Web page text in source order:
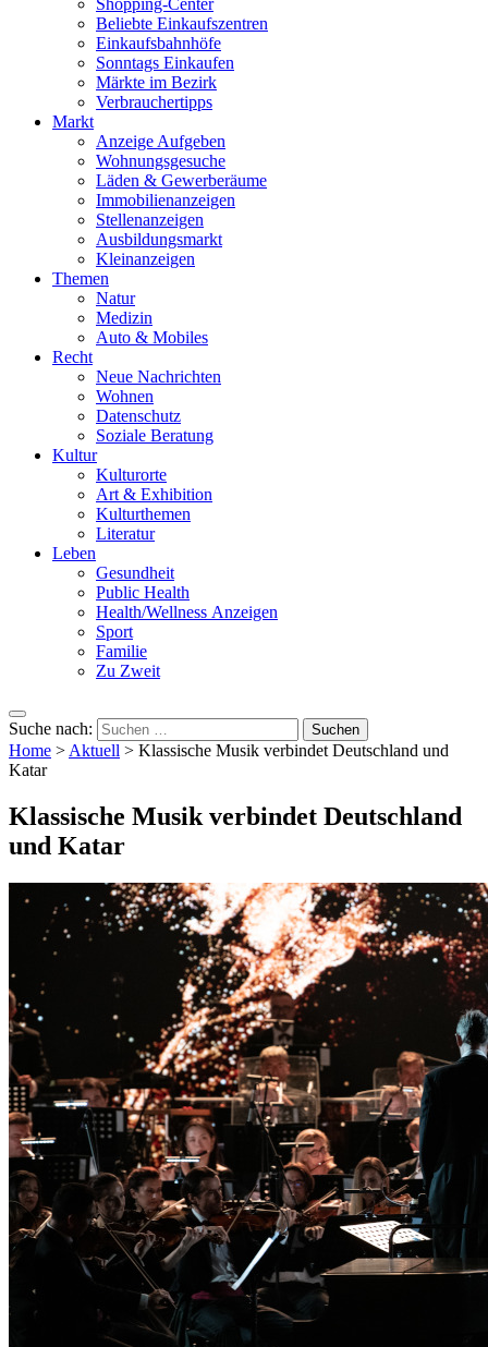
Shopping-Center
Beliebte Einkaufszentren
Einkaufsbahnhöfe
Sonntags Einkaufen
Märkte im Bezirk
Verbrauchertipps
Markt
Anzeige Aufgeben
Wohnungsgesuche
Läden & Gewerberäume
Immobilienanzeigen
Stellenanzeigen
Ausbildungsmarkt
Kleinanzeigen
Themen
Natur
Medizin
Auto & Mobiles
Recht
Neue Nachrichten
Wohnen
Datenschutz
Soziale Beratung
Kultur
Kulturorte
Art & Exhibition
Kulturthemen
Literatur
Leben
Gesundheit
Public Health
Health/Wellness Anzeigen
Sport
Familie
Zu Zweit
Suche nach:
Home > Aktuell > Klassische Musik verbindet Deutschland und
Katar
Klassische Musik verbindet Deutschland
und Katar